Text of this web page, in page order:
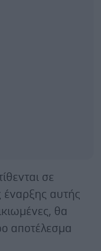
σε
έναρξης αυτής
θα
αποτέλεσμα